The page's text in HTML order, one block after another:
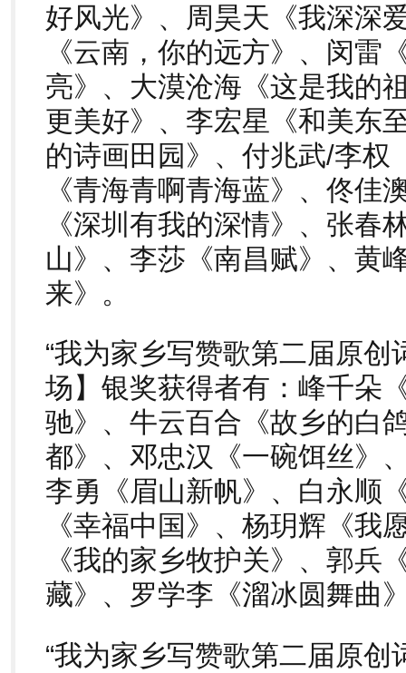
好风光》、周昊天《我深深
《云南，你的远方》、闵雷
亮》、大漠沧海《这是我的
更美好》、李宏星《和美东
的诗画田园》、付兆武/李权
《青海青啊青海蓝》、佟佳
《深圳有我的深情》、张春
山》、李莎《南昌赋》、黄
来》。
“我为家乡写赞歌第二届原创
场】银奖获得者有：峰千朵
驰》、牛云百合《故乡的白
都》、邓忠汉《一碗饵丝》
李勇《眉山新帆》、白永顺
《幸福中国》、杨玥辉《我
《我的家乡牧护关》、郭兵
藏》、罗学李《溜冰圆舞曲
“我为家乡写赞歌第二届原创